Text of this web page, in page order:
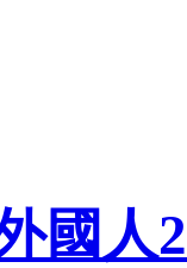
國人